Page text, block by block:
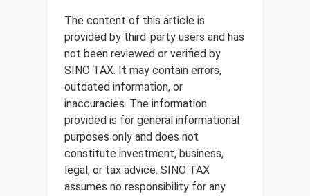
The content of this article is
provided by third-party users and has
not been reviewed or verified by
SINO TAX. It may contain errors,
outdated information, or
inaccuracies. The information
provided is for general informational
purposes only and does not
constitute investment, business,
legal, or tax advice. SINO TAX
assumes no responsibility for any